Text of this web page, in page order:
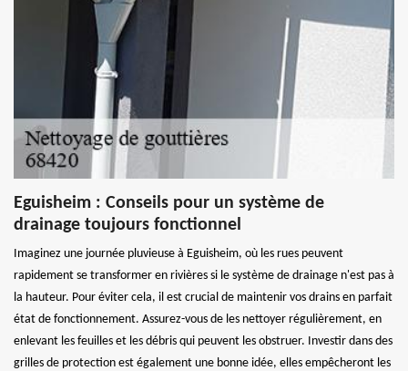
Eguisheim : Conseils pour un système de
drainage toujours fonctionnel
Imaginez une journée pluvieuse à Eguisheim, où les rues peuvent
rapidement se transformer en rivières si le système de drainage n'est pas à
la hauteur. Pour éviter cela, il est crucial de maintenir vos drains en parfait
état de fonctionnement. Assurez-vous de les nettoyer régulièrement, en
enlevant les feuilles et les débris qui peuvent les obstruer. Investir dans des
grilles de protection est également une bonne idée, elles empêcheront les